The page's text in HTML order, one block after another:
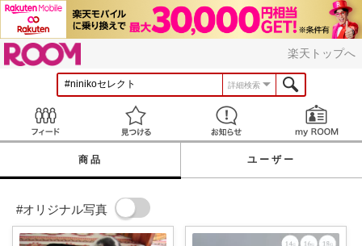
楽天トップへ
詳細検索
見つける お知らせ
商品 ユーザー
#オリジナル写真